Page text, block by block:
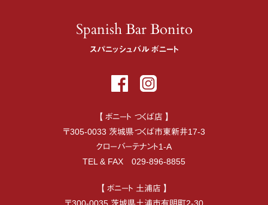
Spanish Bar Bonito
スパニッシュバル ボニート
【 ボニート つくば店 】
〒305-0033 茨城県つくば市東新井17-3
クローバーテナント1-A
TEL & FAX 029-896-8855
【 ボニート 土浦店 】